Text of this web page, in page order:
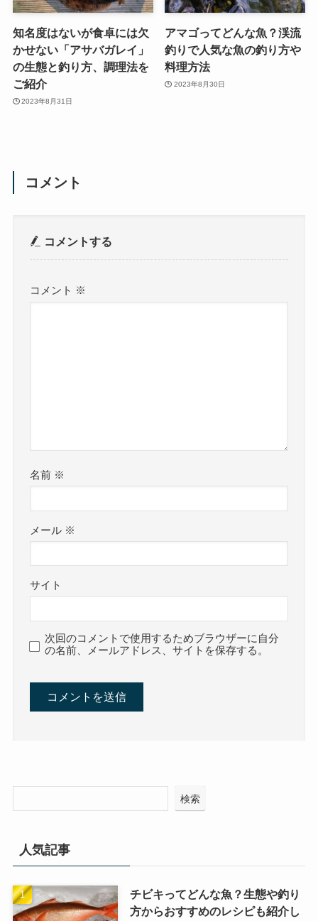
知名度はないが食卓には欠
かせない「アサバガレイ」
の生態と釣り方、調理法を
ご紹介
2023年8月31日
アマゴってどんな魚？渓流
釣りで人気な魚の釣り方や
料理方法
2023年8月30日
コメント
コメントする
コメント ※
名前 ※
メール ※
サイト
次回のコメントで使用するためブラウザーに自分
の名前、メールアドレス、サイトを保存する。
検索
人気記事
チビキってどんな魚？生態や釣り
方からおすすめのレシピも紹介し